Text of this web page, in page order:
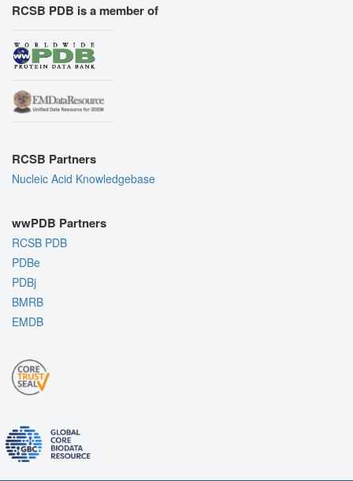
RCSB PDB is a member of
RCSB Partners
Nucleic Acid Knowledgebase
wwPDB Partners
RCSB PDB
PDBe
PDBj
BMRB
EMDB